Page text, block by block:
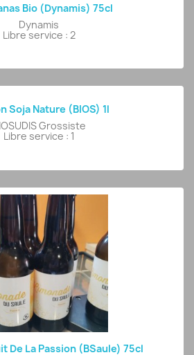
Bio (Dynamis) 75cl
Dynamis
Libre service : 2
Soja Nature (BIOS) 1l
Grossiste
Libre service : 1
De La Passion (BSaule) 75cl